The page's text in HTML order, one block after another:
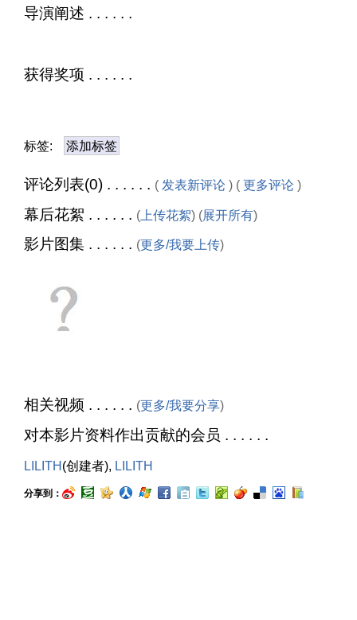
导演阐述 . . . . . .
获得奖项 . . . . . .
标签: 添加标签
评论列表(0) . . . . . . ( 发表新评论 ) ( 更多评论 )
幕后花絮 . . . . . . ( 上传花絮) (展开所有)
影片图集 . . . . . . (更多/我要上传)
相关视频 . . . . . . (更多/我要分享)
对本影片资料作出贡献的会员 . . . . . .
LILITH(创建者), LILITH
分享到：